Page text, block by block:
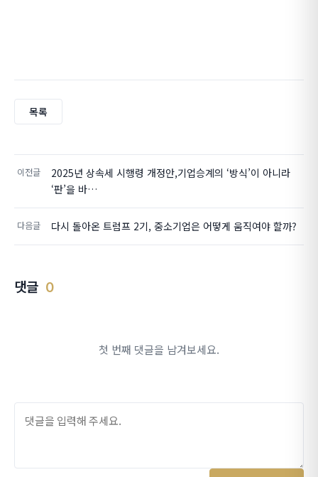
목록
이전글
2025년 상속세 시행령 개정안,기업승계의 ‘방식’이 아니라
‘판’을 바…
다음글 다시 돌아온 트럼프 2기, 중소기업은 어떻게 움직여야 할까?
댓글 0
첫 번째 댓글을 남겨보세요.